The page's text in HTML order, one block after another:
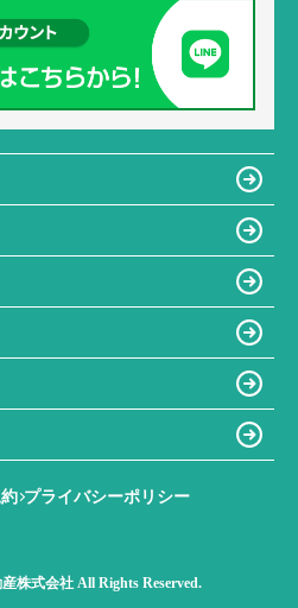
プライバシーポリシー
株式会社 All Rights Reserved.